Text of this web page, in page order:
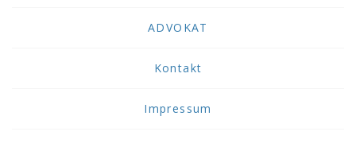
ADVOKAT
Kontakt
Impressum